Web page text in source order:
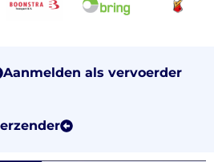
Aanmelden als vervoerder